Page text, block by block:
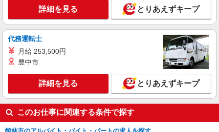
見守りメインでのんびり作業♪成島駅のシニ
アマンション
時給1500円〜2125円 ＜日払い有/週払い有/交
詳細を見る
株式会社kotrio /●TK-H-1955319
NEW
館林駅｜日払いOK！日収1.1万円超え×サ高
住スタッフ！
詳細を見る とりあえずキープ
代務運転士
月給 253,500円
豊中市
詳細を見る とりあえずキープ
このお仕事に関連する条件で探す